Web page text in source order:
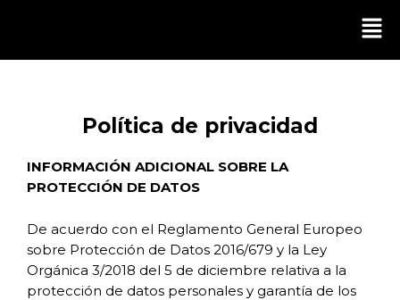
Política de privacidad
INFORMACIÓN ADICIONAL SOBRE LA
PROTECCIÓN DE DATOS
De acuerdo con el Reglamento General Europeo
sobre Protección de Datos 2016/679 y la Ley
Orgánica 3/2018 del 5 de diciembre relativa a la
protección de datos personales y garantía de los